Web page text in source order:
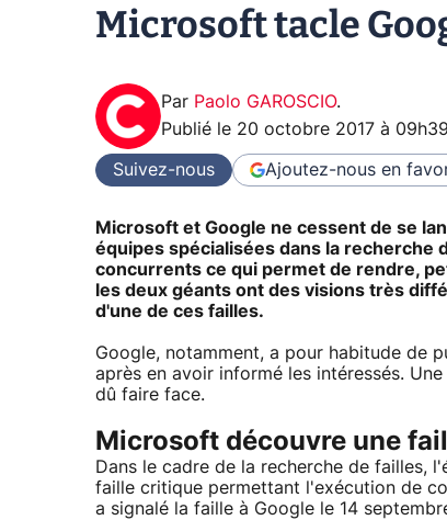
Microsoft tacle
Par Paolo GAROSCIO.
Publié le 20 octobre 2017 à 09h39
Suivez-nous Ajoutez-nous en
Microsoft et Google ne cessent de se
équipes spécialisées dans la recherche
concurrents ce qui permet de rendre,
les deux géants ont des visions très
d'une de ces failles.
Google, notamment, a pour habitude de
après en avoir informé les intéressés.
dû faire face.
Microsoft découvre une
Dans le cadre de la recherche de failles,
faille critique permettant l'exécution de
a signalé la faille à Google le 14